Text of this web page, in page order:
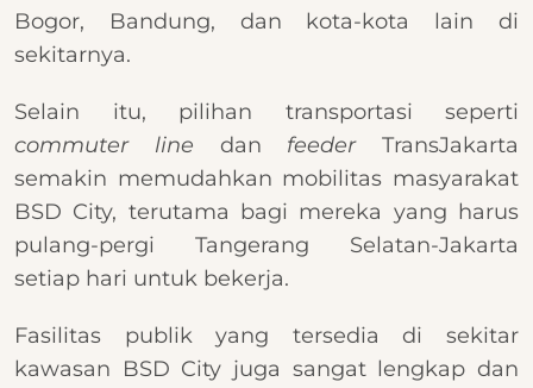
Bogor, Bandung, dan kota-kota lain di
sekitarnya.
Selain itu, pilihan transportasi seperti
commuter line dan feeder TransJakarta
semakin memudahkan mobilitas masyarakat
BSD City, terutama bagi mereka yang harus
pulang-pergi Tangerang Selatan-Jakarta
setiap hari untuk bekerja.
Fasilitas publik yang tersedia di sekitar
kawasan BSD City juga sangat lengkap dan